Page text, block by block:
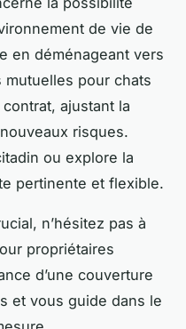
de vie de
en déménageant vers
mutuelles pour chats
ajustant la
risques.
ou explore la
pertinente et flexible.
n’hésitez pas à
propriétaires
d’une couverture
et vous guide dans le